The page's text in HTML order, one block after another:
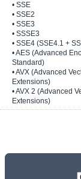
• SSE
• SSE2
• SSE3
• SSSE3
• SSE4 (SSE4.1 +
• AES (Advanced
Standard)
• AVX (Advanced
Extensions)
• AVX 2 (Advanced
Extensions)